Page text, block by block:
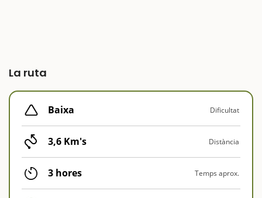
La ruta
Baixa Dificultat
3,6 Km's Distància
3 hores Temps aprox.